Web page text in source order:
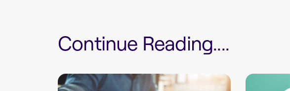
Continue Reading....